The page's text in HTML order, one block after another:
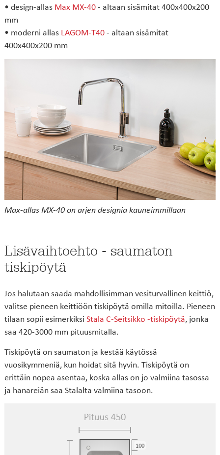
• design-allas Max MX-40- altaan sisämitat 400x400x200
mm
• moderni allas LAGOM-T40- altaan sisämitat
400x400x200 mm
Max-allas MX-40 on arjen designia kauneimmillaan
Lisävaihtoehto - saumaton
tiskipöytä
Jos halutaan saada mahdollisimman vesiturvallinen keittiö,
valitse pieneen keittiöön tiskipöytä omilla mitoilla. Pieneen
tilaan sopii esimerkiksi Stala C-Seitsikko -tiskipöytä, jonka
saa 420-3000 mm pituusmitalla.
Tiskipöytä on saumaton ja kestää käytössä
vuosikymmeniä, kun hoidat sitä hyvin. Tiskipöytä on
erittäin nopea asentaa, koska allas on jo valmiina tasossa
ja hanareiän saa Stalalta valmiina tasoon.